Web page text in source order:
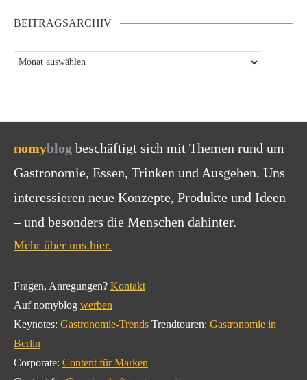
BEITRAGSARCHIV
nomyblog beschäftigt sich mit Themen rund um
Gastronomie, Essen, Trinken und Ausgehen. Uns
interessieren neue Konzepte, Produkte und Ideen
– und besonders die Menschen dahinter.
Mehr über uns hier.
Fragen, Anregungen? Kontakt
Auf nomyblog werben
Keynotes: Gastronomie-Trends Trendtouren: Gastronomie in
Berlin
Corporate: Content für Marken